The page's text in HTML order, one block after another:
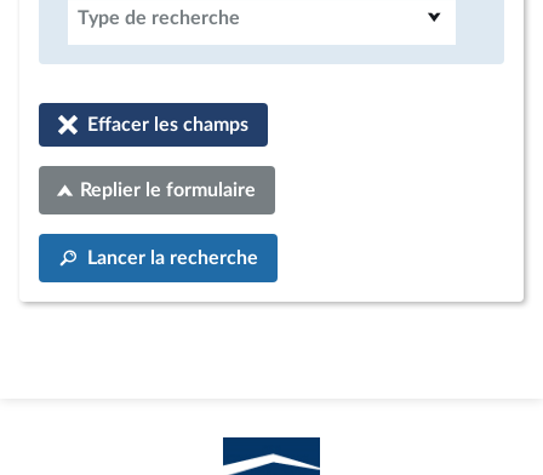
Type de recherche
Effacer les champs
Replier le formulaire
Lancer la recherche